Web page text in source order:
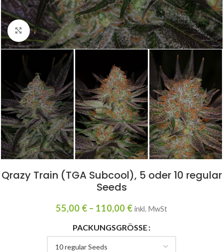
Click to enlarge
Qrazy Train (TGA Subcool), 5 oder 10 regular
Seeds
55,00 € – 110,00 € inkl. MwSt
PACKUNGSGRÖSSE